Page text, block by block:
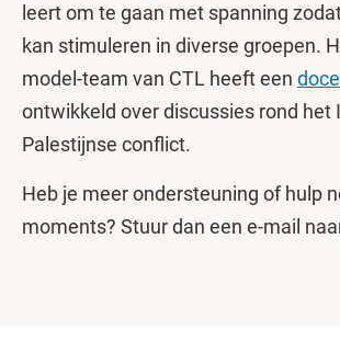
leert om te gaan met spanning
kan stimuleren in diverse groepen.
model-team van CTL heeft een
ontwikkeld over discussies rond het
Palestijnse conflict.
Heb je meer ondersteuning of hulp
moments? Stuur dan een e-mail